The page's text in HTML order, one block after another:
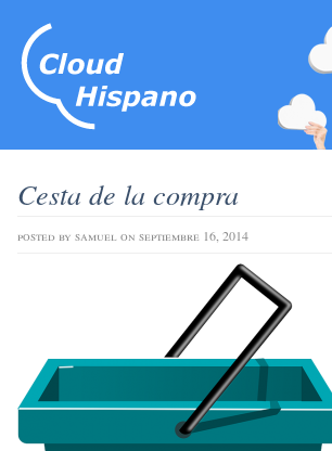
Cesta de la compra
posted by samuel on septiembre 16, 2014